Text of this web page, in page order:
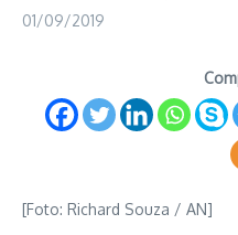
01/09/2019
[Foto: Richard Souza / AN]